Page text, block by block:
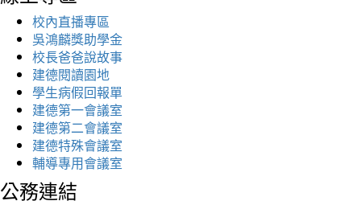
校內直播專區
吳鴻麟獎助學金
校長爸爸說故事
建德閱讀園地
學生病假回報單
建德第一會議室
建德第二會議室
建德特殊會議室
輔導專用會議室
公務連結